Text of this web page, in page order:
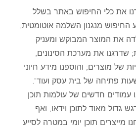
את כלי החיפוש באתר בשלל
החיפוש מנגנון השלמה אוטומטית,
את המוצר המבוקש ומעניק
שדרגנו את מערכת הסינונים,
של מוצרים; והוספנו מידע חיוני
פתיחה של בית עסק ועוד".
עמודים חדשים של עולמות תוכן
גדול מאוד לתוכן וידאו, ואף
מייצרים תוכן יומי במטרה לסייע